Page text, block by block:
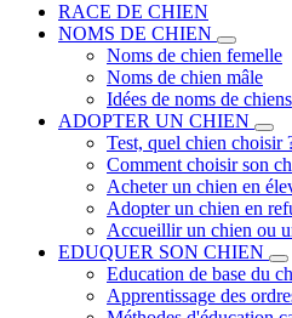
RACE DE CHIEN
NOMS DE CHIEN
Noms de chien femelle
Noms de chien mâle
Idées de noms de chiens
ADOPTER UN CHIEN
Test, quel chien choisir
Comment choisir son
Acheter un chien en
Adopter un chien en
Accueillir un chien ou
EDUQUER SON CHIEN
Education de base du
Apprentissage des